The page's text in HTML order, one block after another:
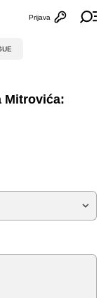
Otvori
Prijava
Mitrovića: